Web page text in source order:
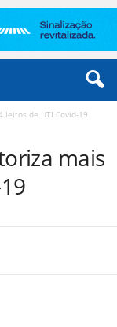
leitos de UTI Covid-19
mais